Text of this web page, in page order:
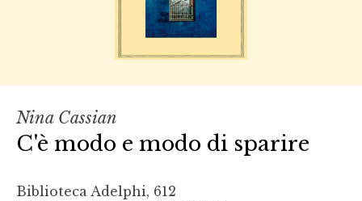
Nina Cassian
C'è modo e modo di sparire
Biblioteca Adelphi, 612